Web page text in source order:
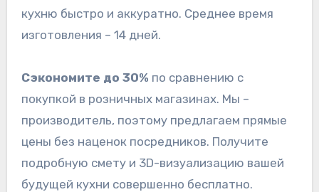
кухню быстро и аккуратно. Среднее время
изготовления – 14 дней.
Сэкономите до 30% по сравнению с
покупкой в розничных магазинах. Мы –
производитель, поэтому предлагаем прямые
цены без наценок посредников. Получите
подробную смету и 3D-визуализацию вашей
будущей кухни совершенно бесплатно.